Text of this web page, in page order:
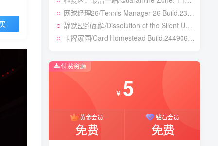
网球经理26/Tennis Manager 26 Build.23764728|体育竞速|容量4.1GB|免安装绿色中文版
静默盟约瓦解/Dissolution of the Silent Union Build.24450155|恐怖冒险|容量1GB|免安装绿色中文版
卡牌家园/Card Homestead Build.24490632|策略战棋|容量1.3GB|免安装绿色中文版
付费资源
￥ 5
黄金会员
免费
钻石会员
免费